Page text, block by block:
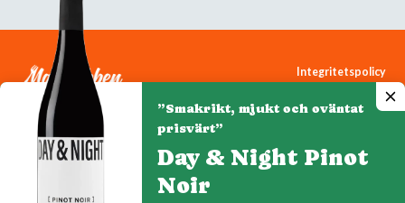
Integritetspolicy
Cookiepolicy
Denna webbplats drivs av Vinklubben i Norden AB
”Smakrikt, mjukt och oväntat
prisvärt”
Day & Night Pinot
Noir